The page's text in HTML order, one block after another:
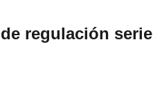
regulación serie